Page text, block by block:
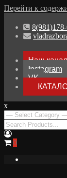
Перейти к
Наш канал
Instagram
VK
Разборка Audi
x
0